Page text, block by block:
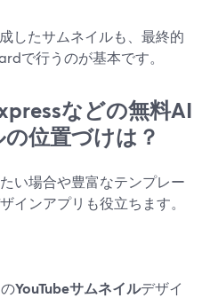
したサムネイルも、最終的
で行うのが基本です。
などの無料AI
位置づけは？
い場合や豊富なテンプレー
インアプリも役立ちます。
YouTubeサムネイルデザイ